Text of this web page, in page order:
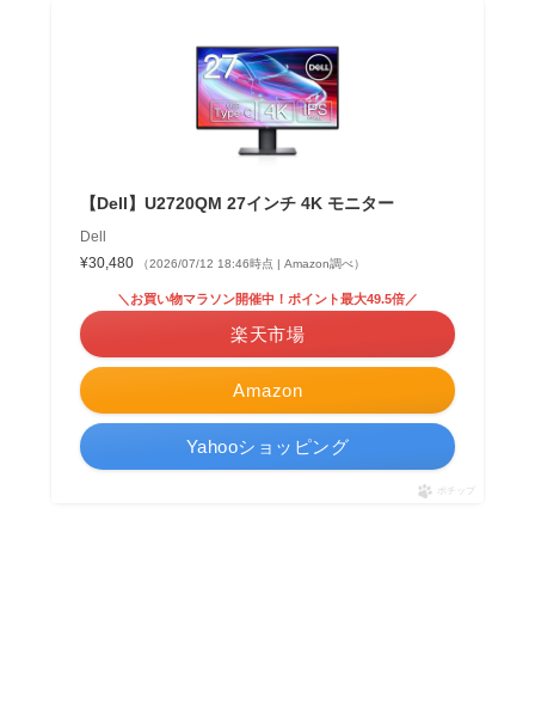
【Dell】U2720QM 27インチ 4K モニター
Dell
¥30,480
（2026/07/12 18:46時点 | Amazon調べ）
Amazon
＼お買い物マラソン開催中！ポイント最大49.5倍／
楽天市場
Yahooショッピング
ポチップ